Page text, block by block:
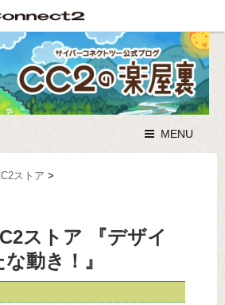
MENU
ストア >
ストア 『デザイ
動き！』